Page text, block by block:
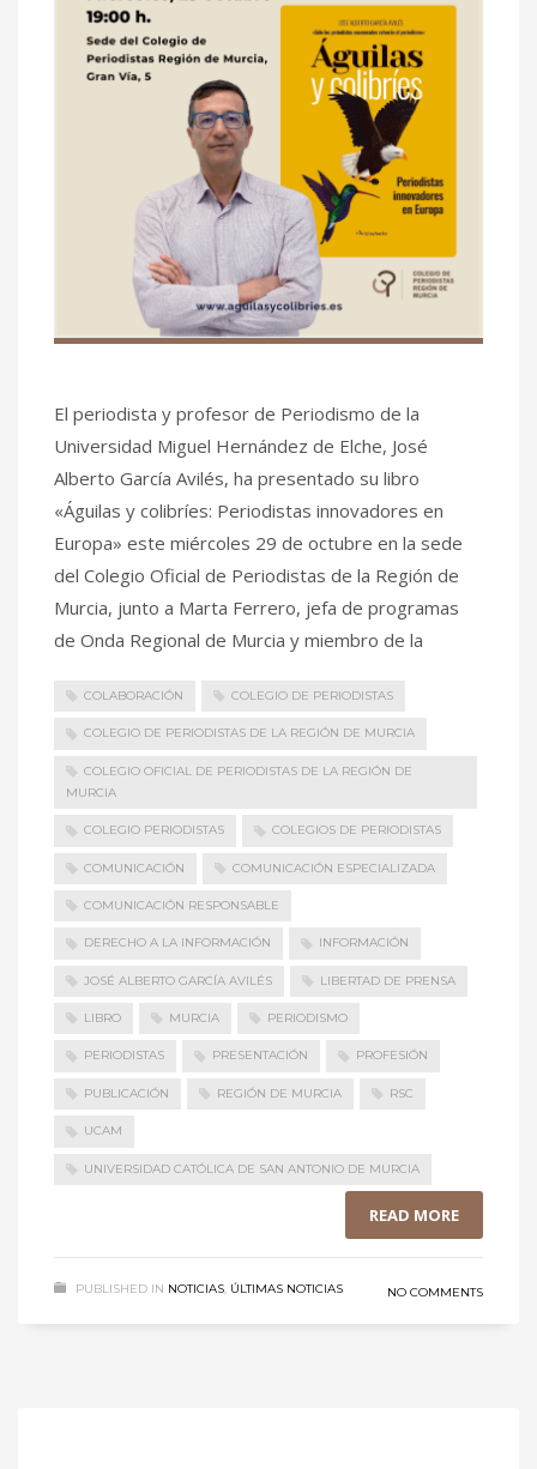
El periodista y profesor de Periodismo de la
Universidad Miguel Hernández de Elche, José
Alberto García Avilés, ha presentado su libro
«Águilas y colibríes: Periodistas innovadores en
Europa» este miércoles 29 de octubre en la sede
del Colegio Oficial de Periodistas de la Región de
Murcia, junto a Marta Ferrero, jefa de programas
de Onda Regional de Murcia y miembro de la
COLABORACIÓN COLEGIO DE PERIODISTAS
COLEGIO DE PERIODISTAS DE LA REGIÓN DE MURCIA
COLEGIO OFICIAL DE PERIODISTAS DE LA REGIÓN DE
MURCIA
COLEGIO PERIODISTAS COLEGIOS DE PERIODISTAS
COMUNICACIÓN COMUNICACIÓN ESPECIALIZADA
COMUNICACIÓN RESPONSABLE
DERECHO A LA INFORMACIÓN INFORMACIÓN
JOSÉ ALBERTO GARCÍA AVILÉS LIBERTAD DE PRENSA
LIBRO MURCIA PERIODISMO
PERIODISTAS PRESENTACIÓN PROFESIÓN
PUBLICACIÓN REGIÓN DE MURCIA RSC
UCAM
UNIVERSIDAD CATÓLICA DE SAN ANTONIO DE MURCIA
READ MORE
PUBLISHED IN NOTICIAS, ÚLTIMAS NOTICIAS NO COMMENTS